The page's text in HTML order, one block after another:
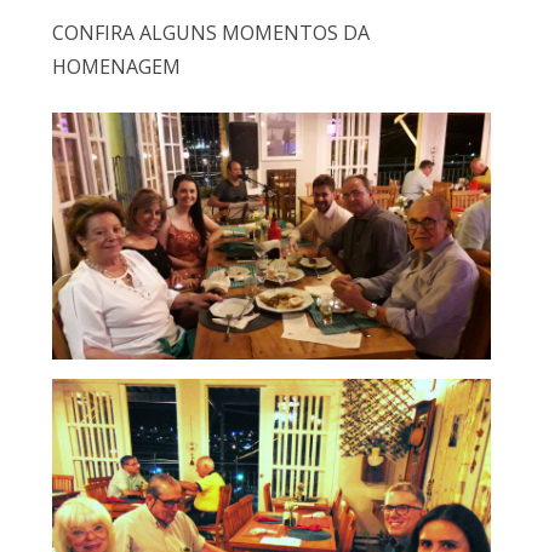
CONFIRA ALGUNS MOMENTOS DA
HOMENAGEM